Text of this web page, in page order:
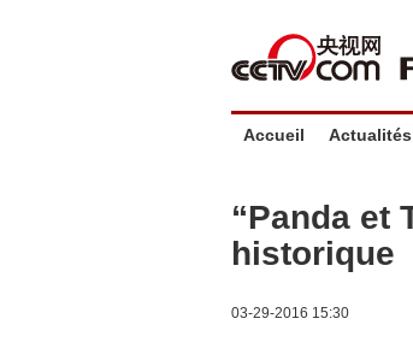
Accueil Actualités
“Panda et
historique
03-29-2016 15:30